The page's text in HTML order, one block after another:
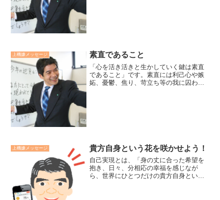
上機嫌メッセージ 素直であること
「心を活き活きと生かしていく鍵は素直
であること」です。素直には利己心や嫉
妬、憂鬱、焦り、苛立ち等の我に囚われ
上機嫌メッセージ 貴方自身という花を咲かせよう！
自己実現とは、「身の丈に合った希望を
抱き、日々、分相応の幸福を感じなが
ら、世界にひとつだけの貴方自身という